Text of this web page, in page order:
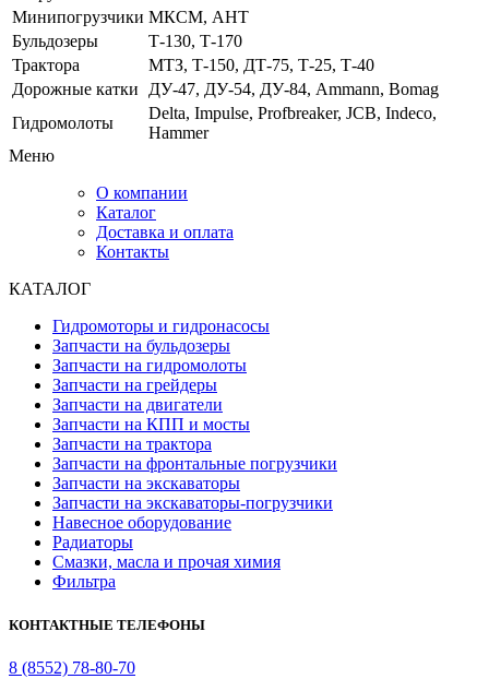
Минипогрузчики МКСМ, АНТ
Бульдозеры
Т-130, Т-170
Трактора
МТЗ, Т-150, ДТ-75, Т-25, Т-40
Дорожные катки
ДУ-47, ДУ-54, ДУ-84, Ammann, Bomag
Гидромолоты
Delta, Impulse, Profbreaker, JCB, Indeco,
Hammer
Меню
О компании
Каталог
Доставка и оплата
Контакты
КАТАЛОГ
Гидромоторы и гидронасосы
Запчасти на бульдозеры
Запчасти на гидромолоты
Запчасти на грейдеры
Запчасти на двигатели
Запчасти на КПП и мосты
Запчасти на трактора
Запчасти на фронтальные погрузчики
Запчасти на экскаваторы
Запчасти на экскаваторы-погрузчики
Навесное оборудование
Радиаторы
Смазки, масла и прочая химия
Фильтра
КОНТАКТНЫЕ ТЕЛЕФОНЫ
8 (8552) 78-80-70